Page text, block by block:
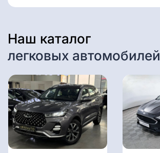
Наш каталог
легковых автомобилей